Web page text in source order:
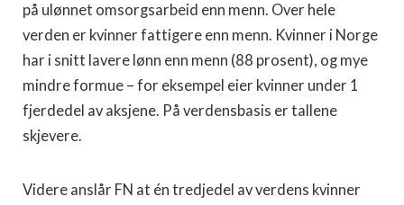
på ulønnet omsorgsarbeid enn menn. Over hele
verden er kvinner fattigere enn menn. Kvinner i Norge
har i snitt lavere lønn enn menn (88 prosent), og mye
mindre formue – for eksempel eier kvinner under 1
fjerdedel av aksjene. På verdensbasis er tallene
skjevere.
Videre anslår FN at én tredjedel av verdens kvinner